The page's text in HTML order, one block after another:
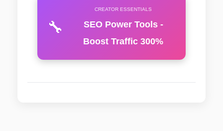
🔧
CREATOR ESSENTIALS
SEO Power Tools -
Boost Traffic 300%